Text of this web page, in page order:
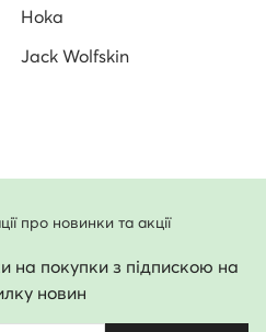
Hoka
Jack Wolfskin
про новинки та акції
на покупки з підпискою на
новин